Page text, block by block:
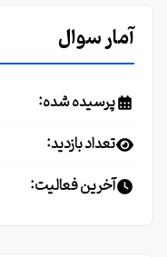
آمار سوال
پرسیده شده:
تعداد بازدید:
آخرین فعالیت: